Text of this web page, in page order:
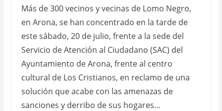
Más de 300 vecinos y vecinas de Lomo Negro,
en Arona, se han concentrado en la tarde de
este sábado, 20 de julio, frente a la sede del
Servicio de Atención al Ciudadano (SAC) del
Ayuntamiento de Arona, frente al centro
cultural de Los Cristianos, en reclamo de una
solución que acabe con las amenazas de
sanciones y derribo de sus hogares…